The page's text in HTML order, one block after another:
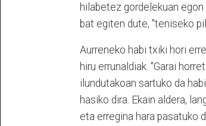
hilabetez gordelekuan
bat egiten dute, "teniseko
Aurreneko habi txiki hori
hiru errunaldiak. "Garai
ilundutakoan sartuko da
hasiko dira. Ekain aldera,
eta erregina hara pasatuko